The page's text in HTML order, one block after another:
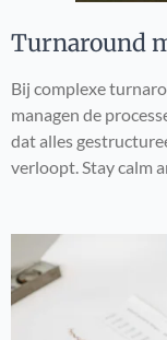
Turnaround
Bij complexe
managen de
dat alles
verloopt. Stay calm